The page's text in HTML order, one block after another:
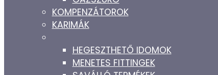
KOMPENZÁTOROK
KARIMÁK
HEGESZTHETŐ IDOMOK
MENETES FITTINGEK